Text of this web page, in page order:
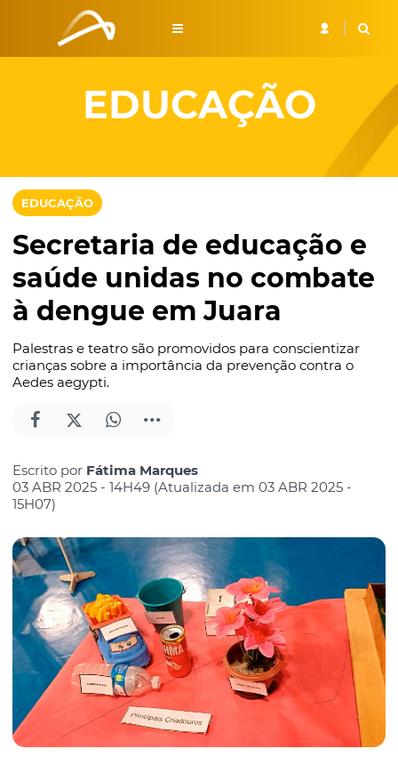
EDUCAÇÃO
EDUCAÇÃO
Secretaria de educação e
saúde unidas no combate
à dengue em Juara
Palestras e teatro são promovidos para conscientizar
crianças sobre a importância da prevenção contra o
Aedes aegypti.
Escrito por Fátima Marques
03 ABR 2025 - 14H49 (Atualizada em 03 ABR 2025 -
15H07)